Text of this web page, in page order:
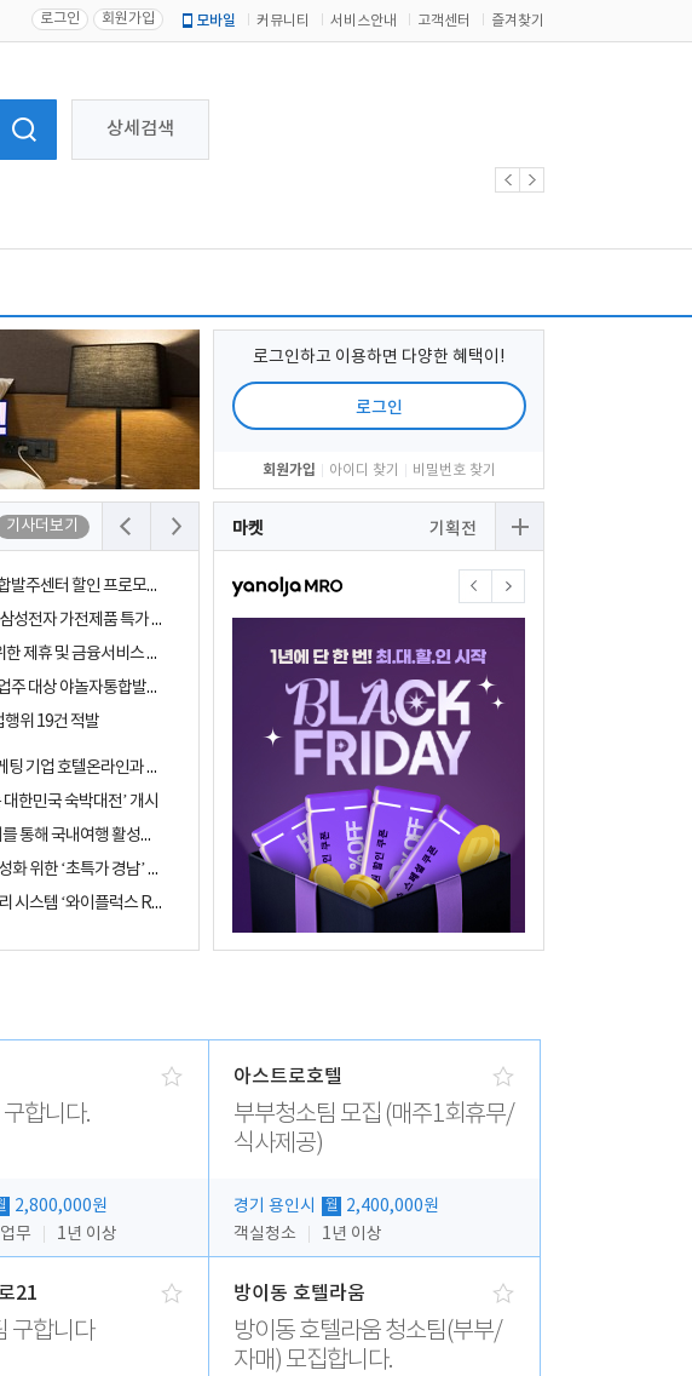
로그인 회원가입 모바일 커뮤니티 서비스안내 고객센터 즐겨찾기
상세검색
기사더보기
야놀자17주년 기념 야놀자 통합발주센터 할인 프로모션 진행
<야놀자 MRO, 숙박업소 위한 삼성전자 가전제품 특가 개시>
야놀자제휴점 금융혜택제공 위한 제휴 및 금융서비스 게시
야놀자16주년 기념 제휴 숙박업주 대상 야놀자통합발주센터 할인쿠폰 증정
행위 19건 적발
야놀자, 아프리카 1위 호텔 마케팅 기업 호텔온라인과 전략적 파트너십 체결
한민국 숙박대전’ 개시
야놀자, ‘썸머 VIP 멤버십’ 출시를 통해 국내여행 활성화에 박차
야놀자, 경남지역 관광산업 활성화 위한 ‘초특가 경남’ 기획전 진행
야놀자, 클라우드 기반 객실관리 시스템 ‘와이플럭스 RMS’ 출시
로그인하고 이용하면 다양한 혜택이!
로그인
회원가입 아이디 찾기 비밀번호 찾기
마켓 기획전
합니다.
2,800,000원
무
1년 이상
아스트로호텔
부부청소팀 모집 (매주1회휴무/
식사제공)
경기 용인시 월
2,400,000원
객실청소
1년 이상
21
구합니다
방이동 호텔라움
방이동 호텔라움 청소팀(부부/
자매) 모집합니다.